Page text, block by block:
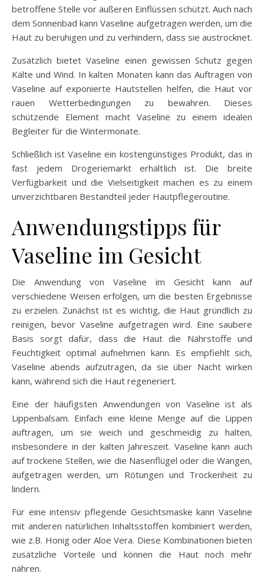
betroffene Stelle vor äußeren Einflüssen schützt. Auch nach
dem Sonnenbad kann Vaseline aufgetragen werden, um die
Haut zu beruhigen und zu verhindern, dass sie austrocknet.
Zusätzlich bietet Vaseline einen gewissen Schutz gegen
Kälte und Wind. In kalten Monaten kann das Auftragen von
Vaseline auf exponierte Hautstellen helfen, die Haut vor
rauen Wetterbedingungen zu bewahren. Dieses
schützende Element macht Vaseline zu einem idealen
Begleiter für die Wintermonate.
Schließlich ist Vaseline ein kostengünstiges Produkt, das in
fast jedem Drogeriemarkt erhältlich ist. Die breite
Verfügbarkeit und die Vielseitigkeit machen es zu einem
unverzichtbaren Bestandteil jeder Hautpflegeroutine.
Anwendungstipps für
Vaseline im Gesicht
Die Anwendung von Vaseline im Gesicht kann auf
verschiedene Weisen erfolgen, um die besten Ergebnisse
zu erzielen. Zunächst ist es wichtig, die Haut gründlich zu
reinigen, bevor Vaseline aufgetragen wird. Eine saubere
Basis sorgt dafür, dass die Haut die Nährstoffe und
Feuchtigkeit optimal aufnehmen kann. Es empfiehlt sich,
Vaseline abends aufzutragen, da sie über Nacht wirken
kann, während sich die Haut regeneriert.
Eine der häufigsten Anwendungen von Vaseline ist als
Lippenbalsam. Einfach eine kleine Menge auf die Lippen
auftragen, um sie weich und geschmeidig zu halten,
insbesondere in der kalten Jahreszeit. Vaseline kann auch
auf trockene Stellen, wie die Nasenflügel oder die Wangen,
aufgetragen werden, um Rötungen und Trockenheit zu
lindern.
Für eine intensiv pflegende Gesichtsmaske kann Vaseline
mit anderen natürlichen Inhaltsstoffen kombiniert werden,
wie z.B. Honig oder Aloe Vera. Diese Kombinationen bieten
zusätzliche Vorteile und können die Haut noch mehr
nähren.